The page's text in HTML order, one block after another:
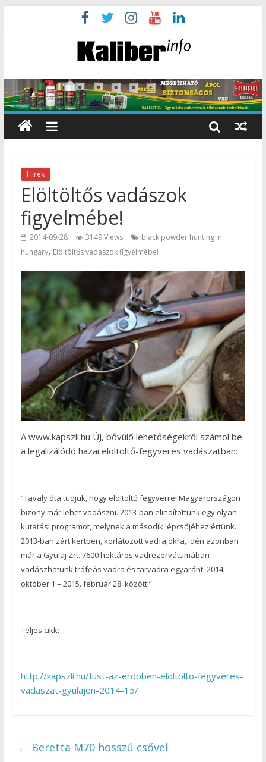
Hírek
Elöltöltős vadászok
figyelmébe!
2014-09-28 3149 Views
black powder hunting in
hungary, Elöltöltős vadászok figyelmébe!
A www.kapszli.hu ÚJ, bővülő lehetőségekről számol be
a legalizálódó hazai elöltöltő-fegyveres vadászatban:
“Tavaly óta tudjuk, hogy elöltöltő fegyverrel Magyarországon
bizony már lehet vadászni. 2013-ban elindítottunk egy olyan
kutatási programot, melynek a második lépcsőjéhez értünk.
2013-ban zárt kertben, korlátozott vadfajokra, idén azonban
már a Gyulaj Zrt. 7600 hektáros vadrezervátumában
vadászhatunk trófeás vadra és tarvadra egyaránt, 2014.
október 1 – 2015. február 28. között!”
Teljes cikk:
http://kapszli.hu/fust-az-erdoben-eloltolto-fegyveres-
vadaszat-gyulajon-2014-15/
← Beretta M70 hosszú csővel